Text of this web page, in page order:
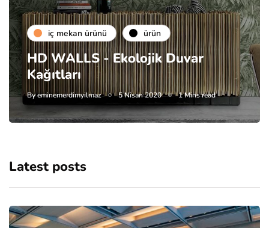
i̇ç mekan ürünü ürün
HD WALLS - Ekolojik Duvar
Kağıtları
Byeminemerdimyilmaz 5 Nisan 2020 1 Mins read
Latest posts